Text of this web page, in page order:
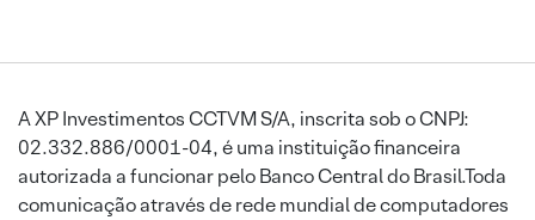
A XP Investimentos CCTVM S/A, inscrita sob o CNPJ:
02.332.886/0001-04, é uma instituição financeira
autorizada a funcionar pelo Banco Central do Brasil.Toda
comunicação através de rede mundial de computadores